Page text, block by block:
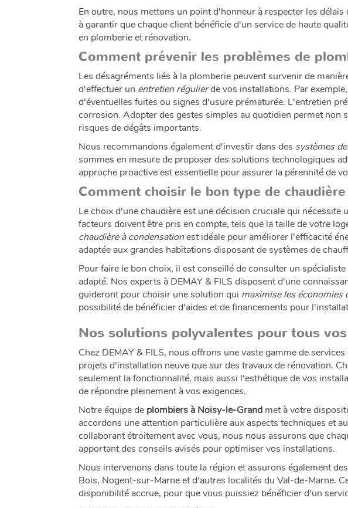
En outre, nous mettons un point d'honneur à respecter les
à garantir que chaque client bénéficie d'un service de haute
en plomberie et rénovation.
Comment prévenir les problèmes de
Les désagréments liés à la plomberie peuvent survenir de
d'effectuer un entretien régulierde vos installations. Par
d'éventuelles fuites ou signes d'usure prématurée. L'entretien
corrosion. Adopter des gestes simples au quotidien permet non
risques de dégâts importants.
Nous recommandons également d'investir dans des systèmes
sommes en mesure de proposer des solutions technologiques
approche proactive est essentielle pour assurer la pérennité de
Comment choisir le bon type de
Le choix d'une chaudière est une décision cruciale qui
facteurs doivent être pris en compte, tels que la taille de votre
chaudière à condensationest idéale pour améliorer l'efficacité
adaptée aux grandes habitations disposant de systèmes de
Pour faire le bon choix, il est conseillé de consulter un
adapté. Nos experts à DEMAY & FILS disposent d'une
guideront pour choisir une solution qui maximise les économies
possibilité de bénéficier d'aides et de financements pour
Nos solutions polyvalentes pour tous
Chez DEMAY & FILS, nous offrons une vaste gamme de
projets d'installation neuve que sur des travaux de rénovation.
seulement la fonctionnalité, mais aussi l'esthétique de vos
de répondre pleinement à vos exigences.
Notre équipe de plombiers à Noisy-le-Grand met à votre
accordons une attention particulière aux aspects techniques et
collaborant étroitement avec vous, nous nous assurons que
apportant des conseils avisés pour optimiser vos installations.
Nous intervenons dans toute la région et assurons également
Bois, Nogent-sur-Marne et d'autres localités du Val-de-Marne.
disponibilité accrue, pour que vous puissiez bénéficier d'un